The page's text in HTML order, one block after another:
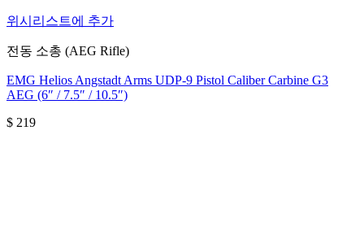
위시리스트에 추가
전동 소총 (AEG Rifle)
EMG Helios Angstadt Arms UDP-9 Pistol Caliber Carbine G3
AEG (6″ / 7.5″ / 10.5″)
$ 219